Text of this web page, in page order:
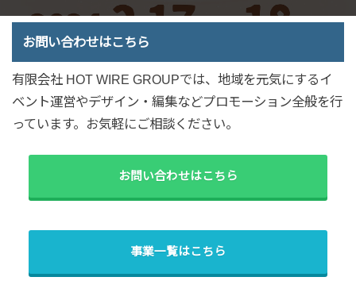
お問い合わせはこちら
有限会社 HOT WIRE GROUPでは、地域を元気にするイ
ベント運営やデザイン・編集などプロモーション全般を行
っています。お気軽にご相談ください。
お問い合わせはこちら
事業一覧はこちら